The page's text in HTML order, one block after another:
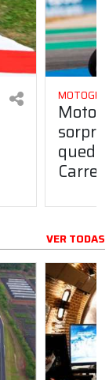
MOTOGP
VER TODAS